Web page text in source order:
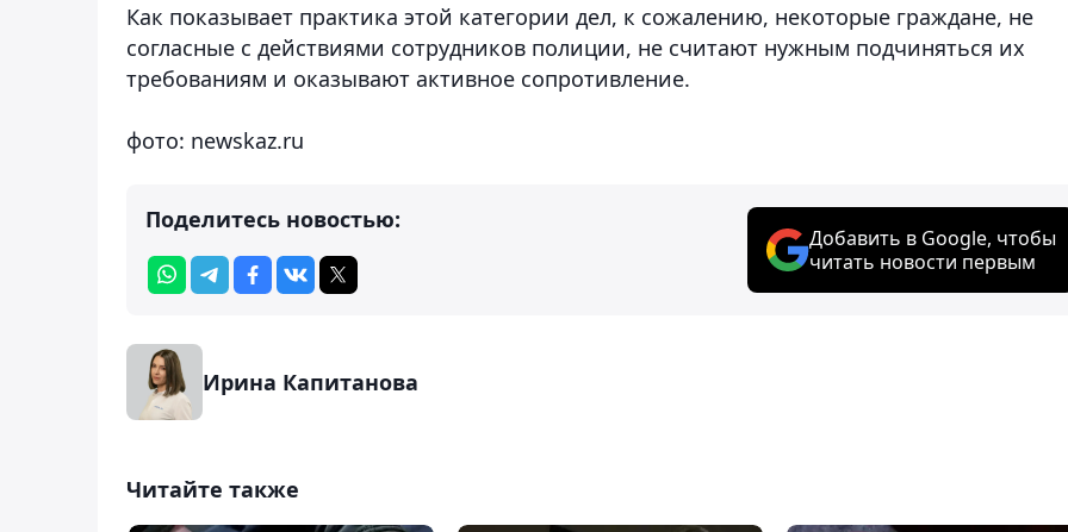
Как показывает практика этой категории дел, к сожалению, некоторые граждане, не
согласные с действиями сотрудников полиции, не считают нужным подчиняться их
требованиям и оказывают активное сопротивление.
фото: newskaz.ru
Поделитесь новостью:
Добавить в Google, чтобы
читать новости первым
Ирина Капитанова
Читайте также